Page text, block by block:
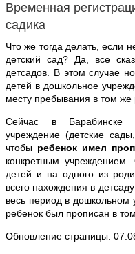
Временная
садика
Что же тогда делать, если
детский сад? Да, все
детсадов. В этом случае
детей в дошкольное
месту пребывания в том же
Сейчас в Барабинске
учреждение (детские
чтобы ребенок имел
конкретным
детей и на одного из
всего нахождения в
весь период в дошкольном
ребенок был прописан в
Обновление страницы: